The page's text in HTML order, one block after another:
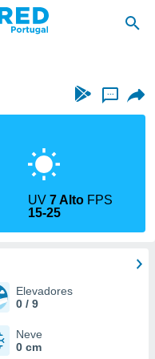
...
UV7 Alto FPS
15-25
Elevadores
0 / 9
Neve
0 cm